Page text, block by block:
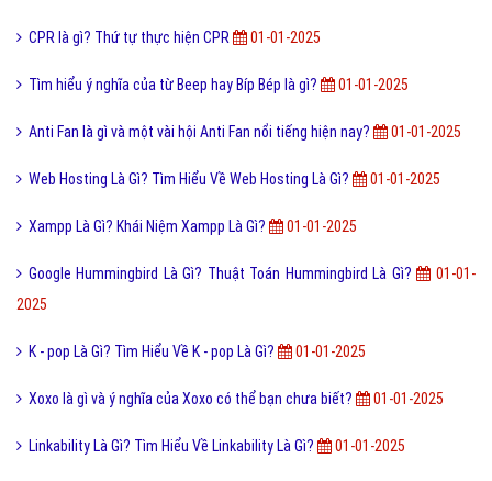
CPR là gì? Thứ tự thực hiện CPR 01-01-2025
Tìm hiểu ý nghĩa của từ Beep hay Bíp Bép là gì? 01-01-2025
Anti Fan là gì và một vài hội Anti Fan nổi tiếng hiện nay? 01-01-2025
Web Hosting Là Gì? Tìm Hiểu Về Web Hosting Là Gì? 01-01-2025
Xampp Là Gì? Khái Niệm Xampp Là Gì? 01-01-2025
Google Hummingbird Là Gì? Thuật Toán Hummingbird Là Gì?
01-01-
2025
K - pop Là Gì? Tìm Hiểu Về K - pop Là Gì? 01-01-2025
Xoxo là gì và ý nghĩa của Xoxo có thể bạn chưa biết? 01-01-2025
Linkability Là Gì? Tìm Hiểu Về Linkability Là Gì? 01-01-2025